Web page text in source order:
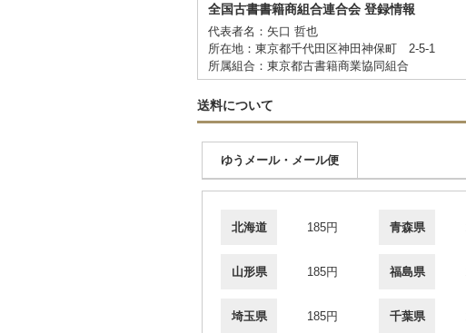
全国古書書籍商組合連合会 登録情報
代表者名：矢口 哲也
所在地：東京都千代田区神田神保町 2-5-1
所属組合：東京都古書籍商業協同組合
送料について
ゆうメール・メール便
北海道 185円 青森県
山形県 185円 福島県
埼玉県 185円 千葉県